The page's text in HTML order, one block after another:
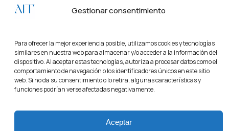
Gestionar consentimiento
Para ofrecer la mejor experiencia posible, utilizamos cookies y tecnologías
similares en nuestra web para almacenar y/o acceder a la información del
dispositivo. Al aceptar estas tecnologías, autoriza a procesar datos como el
comportamiento de navegación o los identificadores únicos en este sitio
web. Si no da su consentimiento o lo retira, algunas características y
funciones podrían verse afectadas negativamente.
Aceptar
Masters
Legal
FAQs
Contacta
Política de cookies